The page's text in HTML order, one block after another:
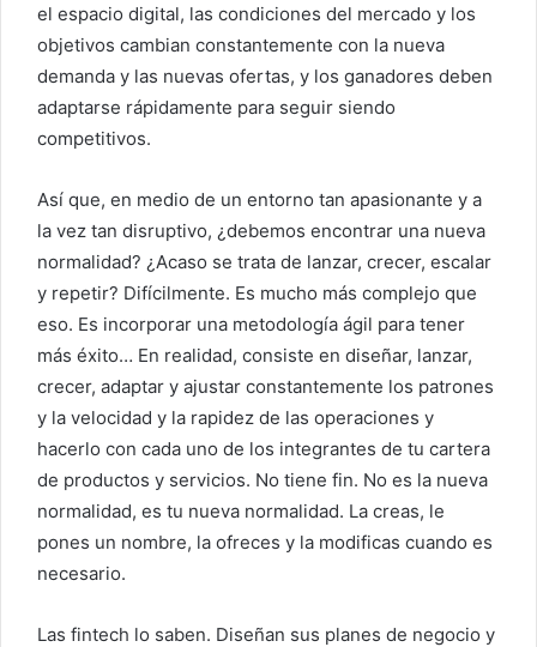
el espacio digital, las condiciones del mercado y los
objetivos cambian constantemente con la nueva
demanda y las nuevas ofertas, y los ganadores deben
adaptarse rápidamente para seguir siendo
competitivos.
Así que, en medio de un entorno tan apasionante y a
la vez tan disruptivo, ¿debemos encontrar una nueva
normalidad? ¿Acaso se trata de lanzar, crecer, escalar
y repetir? Difícilmente. Es mucho más complejo que
eso. Es incorporar una metodología ágil para tener
más éxito… En realidad, consiste en diseñar, lanzar,
crecer, adaptar y ajustar constantemente los patrones
y la velocidad y la rapidez de las operaciones y
hacerlo con cada uno de los integrantes de tu cartera
de productos y servicios. No tiene fin. No es la nueva
normalidad, es tu nueva normalidad. La creas, le
pones un nombre, la ofreces y la modificas cuando es
necesario.
Las fintech lo saben. Diseñan sus planes de negocio y